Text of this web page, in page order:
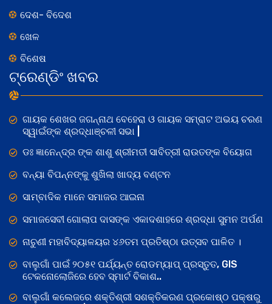
ଦେଶ- ବିଦେଶ
ଖେଳ
ବିଶେଷ
ଟ୍ରେଣ୍ଡିଂ ଖବର
ଗାୟକ ଶେଖର ଜଗନ୍ନାଥ ବେହେରା ଓ ଗାୟକ ସମ୍ରାଟ ଅଭୟ ଚରଣ
ସ୍ୱାଇଁଙ୍କ ଶ୍ରଦ୍ଧାଞ୍ଚଳୀ ସଭା |
ଡଃ ଜ୍ଞାନେନ୍ଦ୍ର ଙ୍କ ଶାଶୁ ଶ୍ରୀମତୀ ସାବିତ୍ରୀ ରାଉତଙ୍କ ବିୟୋଗ
ବନ୍ୟା ବିପନ୍ନଙ୍କୁ ଶୁଖିଲା ଖାଦ୍ୟ ବଣ୍ଟନ
ସାମ୍ବାଦିକ ମାନେ ସମାଜର ଆଇନା
ସମାଜସେବୀ ଗୋଲାପ ଦାସଙ୍କ ଏକାଦଶାହରେ ଶ୍ରଦ୍ଧା ସୁମନ ଅର୍ପଣ
ନାଚୁଣୀ ମହାବିଦ୍ୟାଳୟର ୪୬ତମ ପ୍ରତିଷ୍ଠା ଉତ୍ସବ ପାଳିତ ।
ବାଲୁଗାଁ ପାଇଁ ୨୦୫୧ ପର୍ଯ୍ୟନ୍ତ ରୋଡମ୍ୟାପ୍ ପ୍ରସ୍ତୁତ, GIS
ଟେକନୋଲୋଜିରେ ହେବ ସ୍ମାର୍ଟ ବିକାଶ..
ବାଲୁଗାଁ କଲେଜରେ ଶକ୍ତିଶ୍ରୀ ସଶକ୍ତିକରଣ ପ୍ରକୋଷ୍ଠ ପକ୍ଷରୁ